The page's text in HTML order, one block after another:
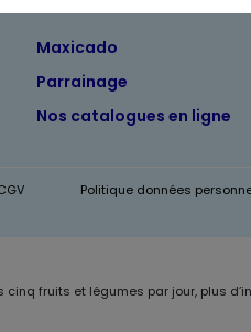
Maxicado
Parrainage
Nos catalogues en ligne
Politique données
cinq fruits et légumes par jour, plus